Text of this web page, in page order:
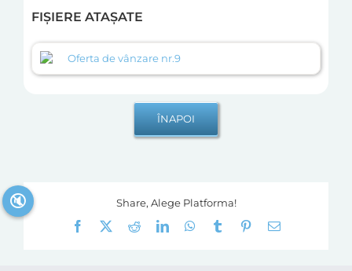
FIȘIERE ATAȘATE
Oferta de vânzare nr.9
Share, Alege Platforma!
Facebook
RedditLinkedInWhatsApp
Tumblr Pinterest
E-
🔇